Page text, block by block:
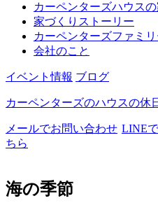
カーペンターズハウスの
家づくりストーリー
カーペンターズファミ
会社のこと
イベント情報 ブログ
カーペンターズのハウスの休
メールでお問い合わせ LINE
ちら
海の季節